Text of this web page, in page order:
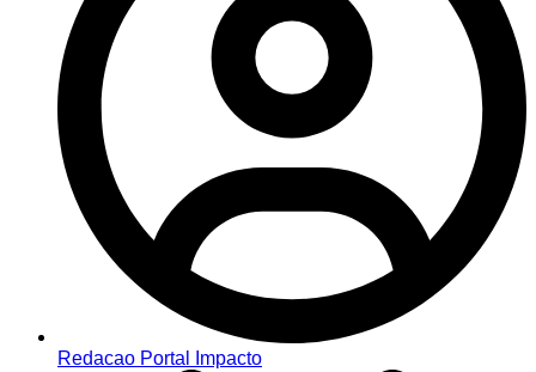
Redacao Portal Impacto